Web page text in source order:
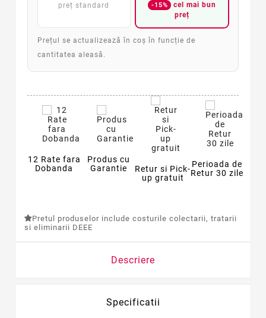
preț standard -15%
cel mai bun
preț
Prețul se actualizează în coș în funcție de
cantitatea aleasă.
12 Rate fara
Dobanda
Produs cu
Garantie
Retur si Pick-
up gratuit
Perioada de
Retur 30 zile
Pretul produselor include costurile colectarii, tratarii
si eliminarii DEEE
Descriere
Specificatii